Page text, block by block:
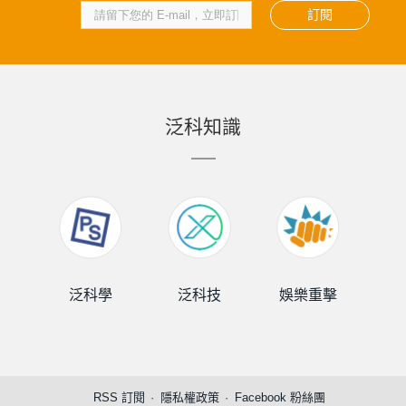
訂閱
泛科知識
泛科學 泛科技 娛樂重擊
RSS 訂閱 隱私權政策 Facebook 粉絲團